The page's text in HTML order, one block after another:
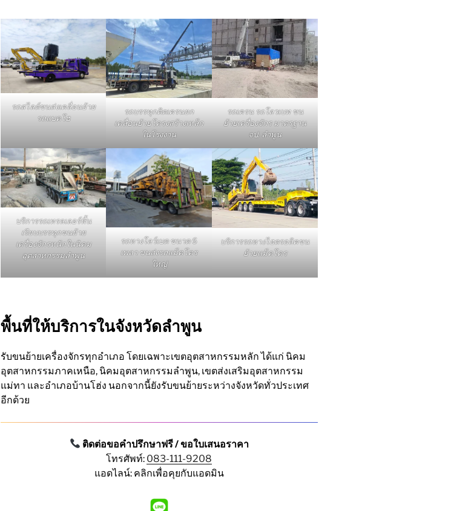
รถสไลด์ขนส่งเคลื่อนย้าย
รถแบคโฮ
รถบรรทุกติดเครนยก
เคลื่อนย้ายโครงสร้างเหล็ก
ในโรงงาน
รถเครน รถโลวเบท ขน
ย้ายเครื่องจักร มาตรฐาน
จป. ลำพูน
บริการรถเทรลเลอร์พื้น
เรียบบรรทุกขนย้าย
เครื่องจักรหนักในนิคม
อุตสาหกรรมลำพูน
รถหางโลว์เบด ขนาด 6
เพลา ขนส่งรถแม็คโคร
ใหญ่
บริการรถหางไฮดรอลิคขน
ย้ายแม็คโคร
พื้นที่ให้บริการในจังหวัดลำพูน
รับขนย้ายเครื่องจักรทุกอำเภอ โดยเฉพาะเขตอุตสาหกรรมหลัก ได้แก่ นิคม
อุตสาหกรรมภาคเหนือ, นิคมอุตสาหกรรมลำพูน, เขตส่งเสริมอุตสาหกรรม
แม่ทา และอำเภอบ้านโฮ่ง นอกจากนี้ยังรับขนย้ายระหว่างจังหวัดทั่วประเทศ
อีกด้วย
ติดต่อขอคำปรึกษาฟรี / ขอใบเสนอราคา
โทรศัพท์: 083-111-9208
แอดไลน์: คลิกเพื่อคุยกับแอดมิน